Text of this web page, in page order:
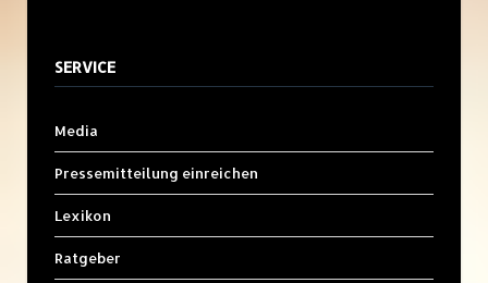
SERVICE
Media
Pressemitteilung einreichen
Lexikon
Ratgeber